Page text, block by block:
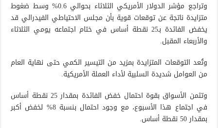
وتراجع مؤشر الدولار الأمريكي الثلاثاء بحوالي 0.6% وسط ضغوط
متزايدة ناتجة عن توقعات قوية بأن مجلس الاحتياطي الفيدرالي قد
يخفض الفائدة بـ25 نقطة أساس في ختام اجتماعه يومي الثلاثاء
والأربعاء المقبل.
وتُعد التوقعات المتزايدة بمزيد من التيسير الكمي حتى نهاية العام
من العوامل شديدة السلبية لأداء العملة الأمريكية.
وتثمن الأسواق بقوة احتمال خفض الفائدة بمقدار 25 نقطة أساس
في اجتماع هذا الأسبوع، مع وجود احتمال بنسبة 8% لخفض أكبر
بمقدار 50 نقطة أساس.